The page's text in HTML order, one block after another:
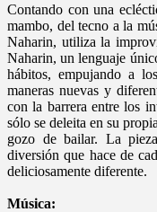
Contando con una
mambo, del tecno a la
Naharin, utiliza la
Naharin, un lenguaje
hábitos, empujando a
maneras nuevas y
con la barrera entre los
sólo se deleita en su
gozo de bailar. La
diversión que hace de
deliciosamente diferente.
Música: